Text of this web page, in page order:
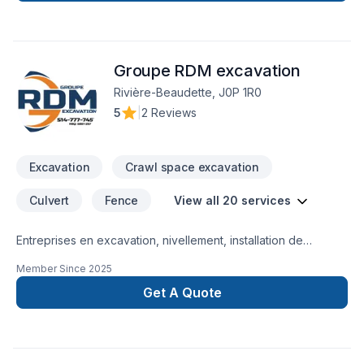
Groupe RDM excavation
Rivière-Beaudette, J0P 1R0
5
2 Reviews
Excavation Crawl space excavation
Culvert Fence View all 20 services
Entreprises en excavation, nivellement, installation de
fissure, margelles, station de pompage et plus encore.
Member Since 2025
Get A Quote